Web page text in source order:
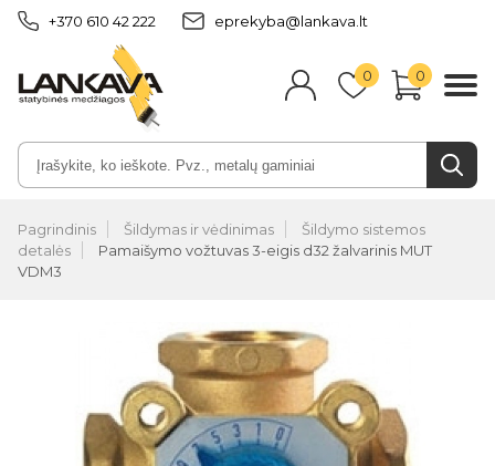
+370 610 42 222 eprekyba@lankava.lt
0 0
Pagrindinis Šildymas ir vėdinimas
Šildymo sistemos
detalės
Pamaišymo vožtuvas 3-eigis d32 žalvarinis MUT
VDM3